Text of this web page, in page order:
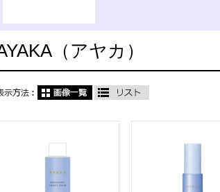
（アヤカ）